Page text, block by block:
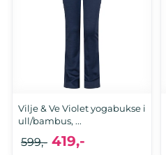
Vilje & Ve Violet yogabukse i
ull/bambus, ...
419,-
599,-